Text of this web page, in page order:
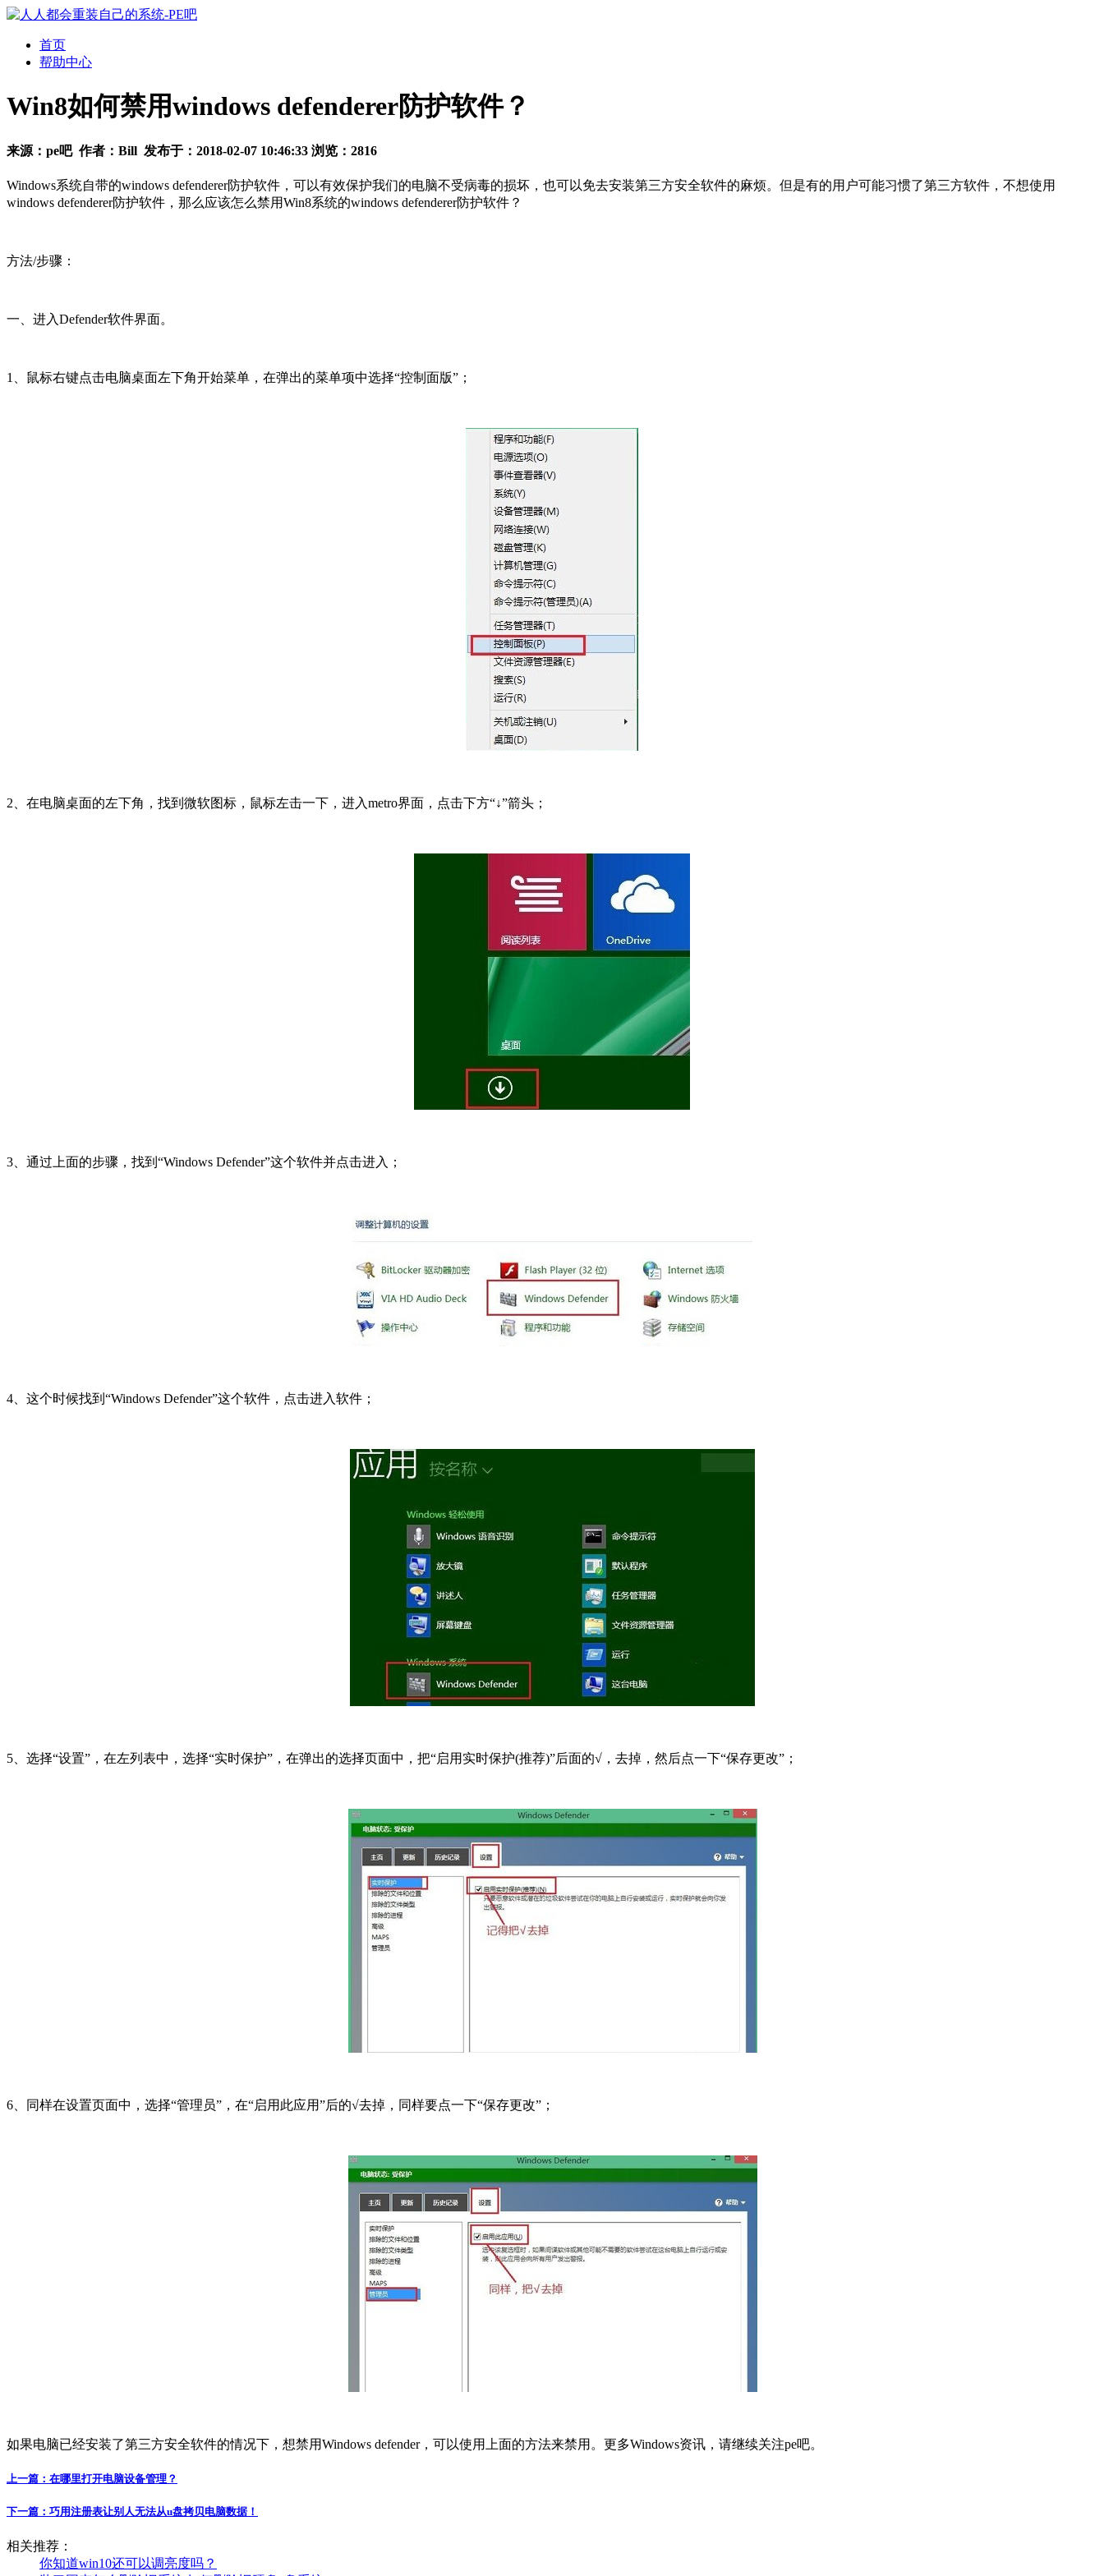
首页
帮助中心
Win8如何禁用windows defenderer防护软件？
来源： pe吧作者： Bill 发布于： 2018-02-07 10:46:33 浏览： 2816
Windows系统自带的windows defenderer防护软件，可以有效保护我们的电脑不受病毒的损坏，也可以免去安装第三方安全软件的麻烦。但是有的用户可能习惯了第三方软件，不想使用
windows defenderer防护软件，那么应该怎么禁用Win8系统的windows defenderer防护软件？
方法/步骤：
一、进入Defender软件界面。
1、鼠标右键点击电脑桌面左下角开始菜单，在弹出的菜单项中选择“控制面版”；
2、在电脑桌面的左下角，找到微软图标，鼠标左击一下，进入metro界面，点击下方“↓”箭头；
3、通过上面的步骤，找到“Windows Defender”这个软件并点击进入；
4、这个时候找到“Windows Defender”这个软件，点击进入软件；
5、选择“设置”，在左列表中，选择“实时保护”，在弹出的选择页面中，把“启用实时保护(推荐)”后面的√，去掉，然后点一下“保存更改”；
6、同样在设置页面中，选择“管理员”，在“启用此应用”后的√去掉，同样要点一下“保存更改”；
如果电脑已经安装了第三方安全软件的情况下，想禁用Windows defender，可以使用上面的方法来禁用。更多Windows资讯，请继续关注pe吧。
上一篇： 在哪里打开电脑设备管理？
下一篇： 巧用注册表让别人无法从u盘拷贝电脑数据！
相关推荐：
你知道win10还可以调亮度吗？